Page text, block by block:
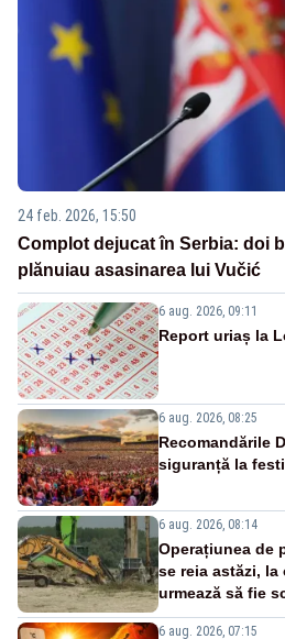
24 feb. 2026, 15:50
Complot dejucat în Serbia: doi
plănuiau asasinarea lui Vučić
6 aug. 2026, 09:11
Report uriaș la
6 aug. 2026, 08:25
Recomandările
siguranță la
6 aug. 2026, 08:14
Operațiunea de
se reia astăzi, la
urmează să fie
6 aug. 2026, 07:15